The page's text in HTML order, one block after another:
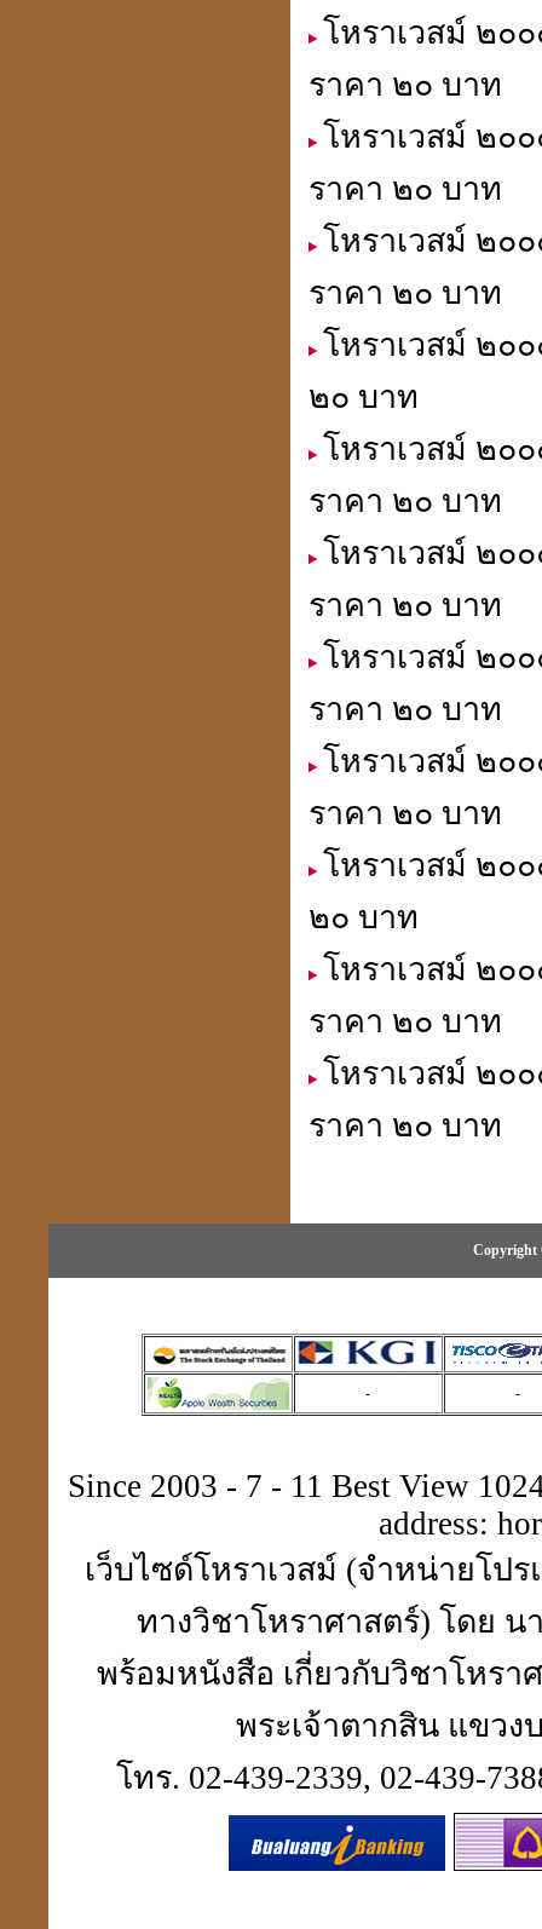
โหราเวสม์ ๒
ราคา ๒๐ บาท
โหราเวสม์ ๒
ราคา ๒๐ บาท
โหราเวสม์ ๒๐
ราคา ๒๐ บาท
โหราเวสม์ ๒
๒๐ บาท
โหราเวสม์ ๒
ราคา ๒๐ บาท
โหราเวสม์ ๒
ราคา ๒๐ บาท
โหราเวสม์ ๒
ราคา ๒๐ บาท
โหราเวสม์ ๒
ราคา ๒๐ บาท
โหราเวสม์ ๒๐
๒๐ บาท
โหราเวสม์ ๒
ราคา ๒๐ บาท
โหราเวสม์ ๒
ราคา ๒๐ บาท
Copyright
- -
Since 2003 - 7 - 11 Best View
address:
เว็บไซด์โหราเวสม์ (จำหน่ายโป
ทางวิชาโหราศาสตร์) โดย น
พร้อมหนังสือ เกี่ยวกับวิชาโหร
พระเจ้าตากสิน แขวง
โทร. 02-439-2339, 02-439-